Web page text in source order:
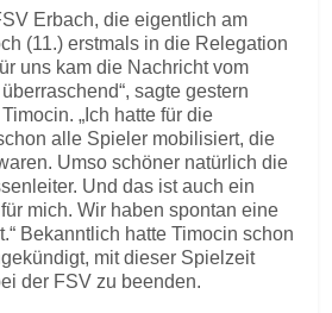
Erbach, die eigentlich am
(11.) erstmals in die Relegation
uns kam die Nachricht vom
sagte gestern
„Ich hatte für die
alle Spieler mobilisiert, die
Umso schöner natürlich die
Und das ist auch ein
mich. Wir haben spontan eine
Bekanntlich hatte Timocin schon
mit dieser Spielzeit
der FSV zu beenden.